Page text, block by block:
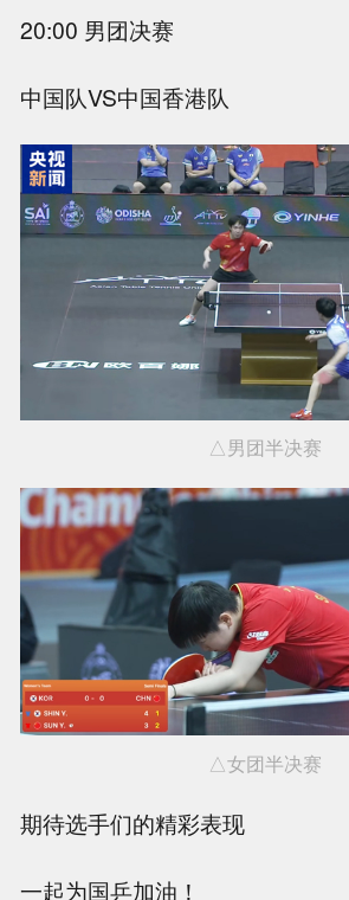
20:00 男团决赛
中国队VS中国香港队
△男团半决赛
△女团半决赛
期待选手们的精彩表现
一起为国乒加油！